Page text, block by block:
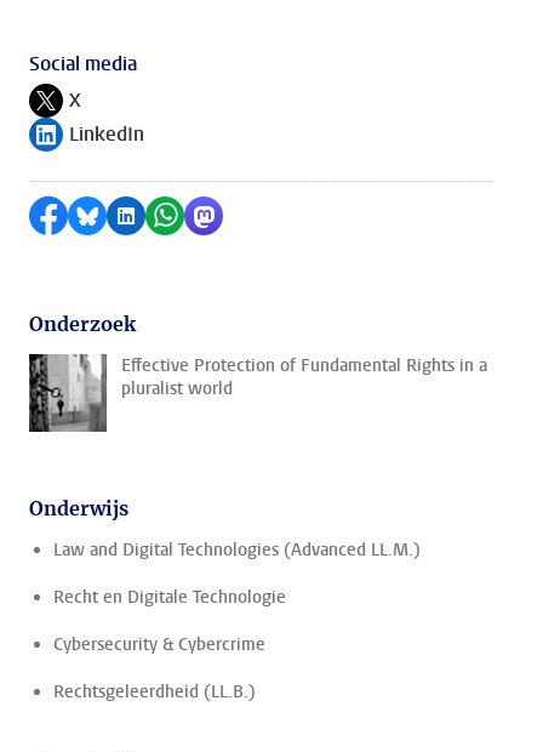
Social media
Volg ons op
X
Volg ons op
LinkedIn
Delen op Facebook
Delen via Bluesky
Delen op LinkedIn
Delen via WhatsApp
Delen via Mastodon
Onderzoek
Effective Protection of Fundamental Rights in a
pluralist world
Onderwijs
Law and Digital Technologies (Advanced LL.M.)
Recht en Digitale Technologie
Cybersecurity & Cybercrime
Rechtsgeleerdheid (LL.B.)